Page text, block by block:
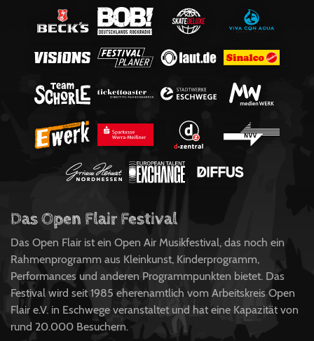
Das Open Flair Festival
Das Open Flair ist ein Open Air Musikfestival, das noch ein
Rahmenprogramm aus Kleinkunst, Kinderprogramm,
Performances und anderen Programmpunkten bietet. Das
Festival wird seit 1985 eherenamtlich vom Arbeitskreis Open
Flair e.V. in Eschwege veranstaltet und hat eine Kapazität von
rund 20.000 Besuchern.